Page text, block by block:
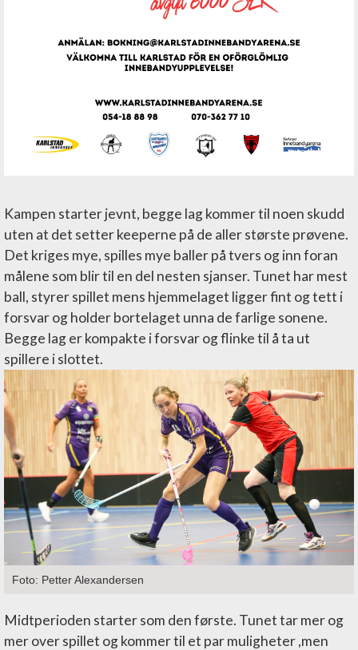
Kampen starter jevnt, begge lag kommer til noen skudd
uten at det setter keeperne på de aller største prøvene.
Det kriges mye, spilles mye baller på tvers og inn foran
målene som blir til en del nesten sjanser. Tunet har mest
ball, styrer spillet mens hjemmelaget ligger fint og tett i
forsvar og holder bortelaget unna de farlige sonene.
Begge lag er kompakte i forsvar og flinke til å ta ut
spillere i slottet.
Foto: Petter Alexandersen
Midtperioden starter som den første. Tunet tar mer og
mer over spillet og kommer til et par muligheter ,men